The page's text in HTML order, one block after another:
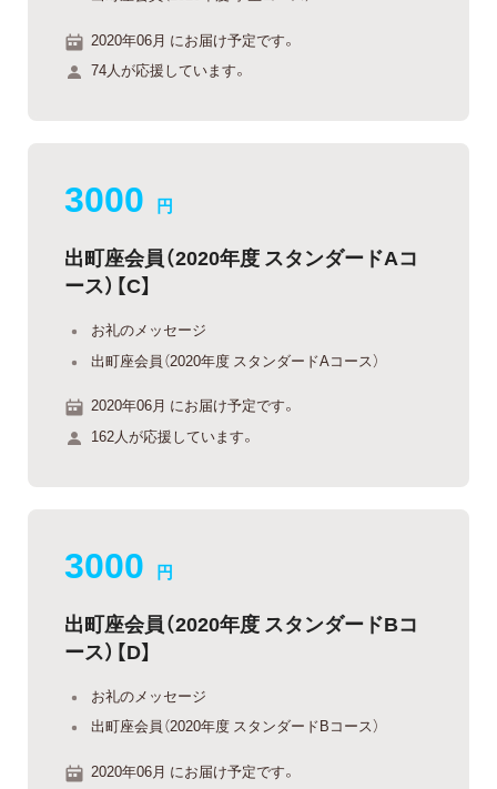
2020年06月 にお届け予定です。
74人が応援しています。
3000 円
出町座会員（2020年度 スタンダードAコ
ース）【C】
お礼のメッセージ
出町座会員（2020年度 スタンダードAコース）
2020年06月 にお届け予定です。
162人が応援しています。
3000 円
出町座会員（2020年度 スタンダードBコ
ース）【D】
お礼のメッセージ
出町座会員（2020年度 スタンダードBコース）
2020年06月 にお届け予定です。